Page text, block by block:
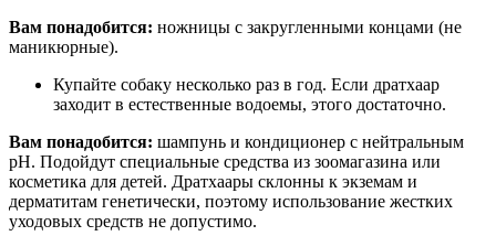
Вам понадобится: ножницы с закругленными концами (не
маникюрные).
Купайте собаку несколько раз в год. Если дратхаар
заходит в естественные водоемы, этого достаточно.
Вам понадобится: шампунь и кондиционер с нейтральным
pH. Подойдут специальные средства из зоомагазина или
косметика для детей. Дратхаары склонны к экземам и
дерматитам генетически, поэтому использование жестких
уходовых средств не допустимо.